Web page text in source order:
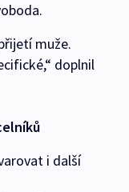
muže.
doplnil
i další